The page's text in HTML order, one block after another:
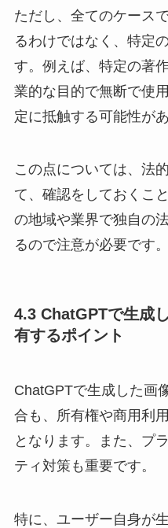
ただし、全てのケース
るわけではなく、特定
す。例えば、特定の著
業的な目的で無断で使
定に抵触する可能性があ
この点については、法
て、確認をしておくこ
の地域や業界で独自の
るので注意が必要です。
4.3 ChatGPTで生成
有するポイント
ChatGPTで生成した画
合も、所有権や商用利
となります。また、プ
ティ対策も重要です。
特に、ユーザー自身が